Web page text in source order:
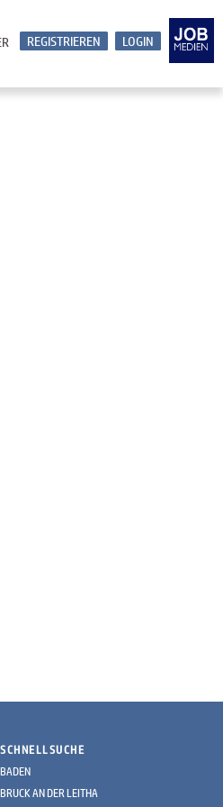
LOGIN
REGISTRIEREN
SCHNELLSUCHE
BADEN
BRUCK AN DER LEITHA